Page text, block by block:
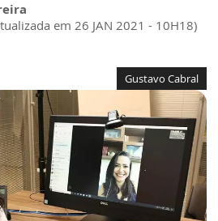
em 26 JAN 2021 - 10H18)
Gustavo Cabral